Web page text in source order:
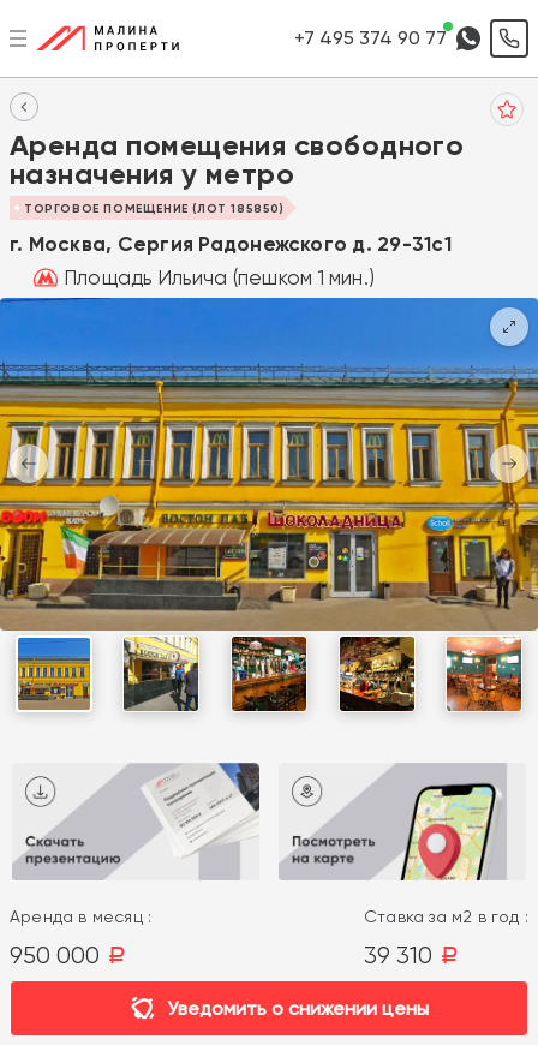
+7 495 374 90 77
Аренда помещения свободного
назначения у метро
ТОРГОВОЕ ПОМЕЩЕНИЕ (ЛОТ 185850)
г. Москва, Сергия Радонежского д. 29-31с1
Площадь Ильича (пешком 1 мин.)
Аренда в месяц :
950 000 a
Ставка за м2 в год :
39 310 a
Уведомить о снижении цены